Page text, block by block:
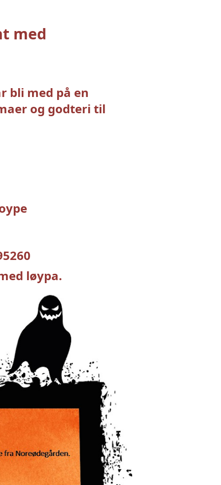
med
bli med på en
og godteri til
løypa.